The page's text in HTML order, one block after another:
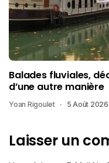
Balades fluviales,
d’une autre manière
Yoan Rigoulet 5 Août 2026
Laisser un